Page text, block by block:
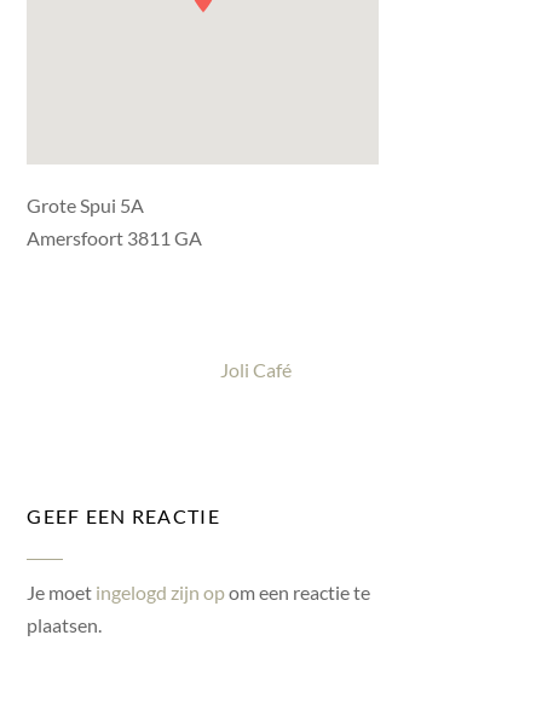
Grote Spui 5A
Amersfoort 3811 GA
Joli Café
GEEF EEN REACTIE
Je moet ingelogd zijn opom een reactie te
plaatsen.